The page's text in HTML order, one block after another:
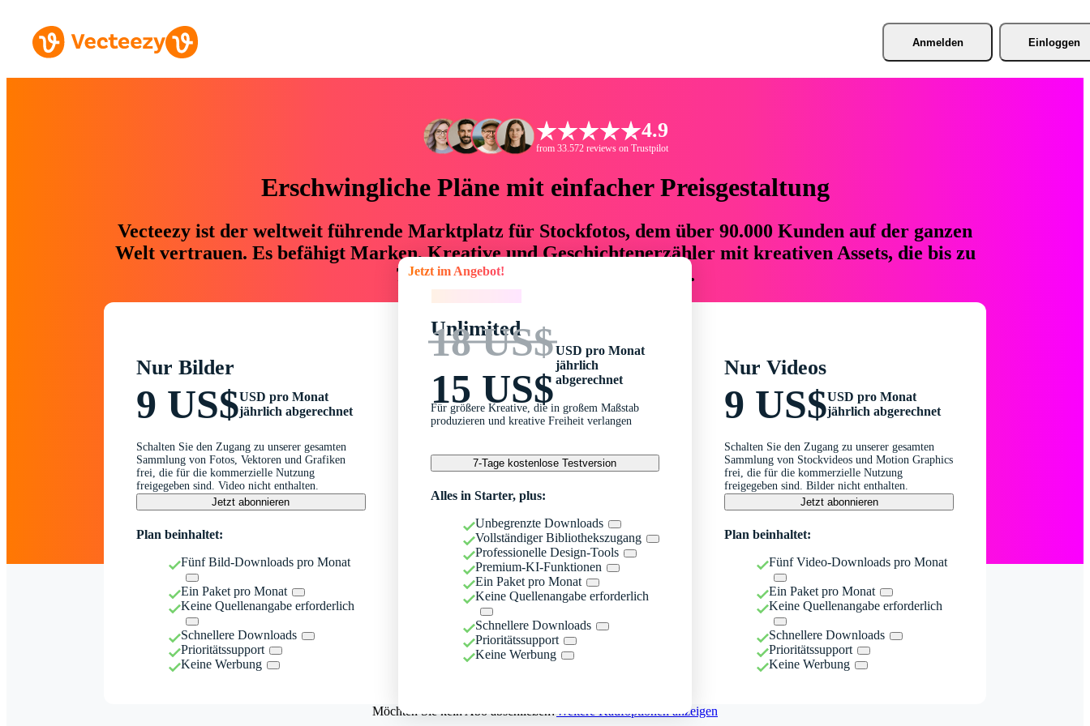
Anmelden Einloggen
4.9
from 33.572 reviews on Trustpilot
Erschwingliche Pläne mit einfacher Preisgestaltung
Vecteezy ist der weltweit führende Marktplatz für Stockfotos, dem über 90.000 Kunden auf der ganzen
Welt vertrauen. Es befähigt Marken, Kreative und Geschichtenerzähler mit kreativen Assets, die bis zu
76 % an Zeit und Budget einsparen.
Nur Bilder
9 US$USD pro Monat
jährlich abgerechnet
Schalten Sie den Zugang zu unserer gesamten
Sammlung von Fotos, Vektoren und Grafiken
frei, die für die kommerzielle Nutzung
freigegeben sind. Video nicht enthalten.
Jetzt abonnieren
Plan beinhaltet:
Fünf Bild-Downloads pro Monat
Ein Paket pro Monat
Keine Quellenangabe erforderlich
Schnellere Downloads
Prioritätssupport
Keine Werbung
Jetzt im Angebot!
Unlimited
18 US$
15 US$
USD pro Monat
jährlich
abgerechnet
Für größere Kreative, die in großem Maßstab
produzieren und kreative Freiheit verlangen
7-Tage kostenlose Testversion
Alles in Starter, plus:
Unbegrenzte Downloads
Vollständiger Bibliothekszugang
Professionelle Design-Tools
Premium-KI-Funktionen
Ein Paket pro Monat
Keine Quellenangabe erforderlich
Schnellere Downloads
Prioritätssupport
Keine Werbung
Nur Videos
9 US$USD pro Monat
jährlich abgerechnet
Schalten Sie den Zugang zu unserer gesamten
Sammlung von Stockvideos und Motion Graphics
frei, die für die kommerzielle Nutzung
freigegeben sind. Bilder nicht enthalten.
Jetzt abonnieren
Plan beinhaltet:
Fünf Video-Downloads pro Monat
Ein Paket pro Monat
Keine Quellenangabe erforderlich
Schnellere Downloads
Prioritätssupport
Keine Werbung
Möchten Sie kein Abo abschließen?Weitere Kaufoptionen anzeigen